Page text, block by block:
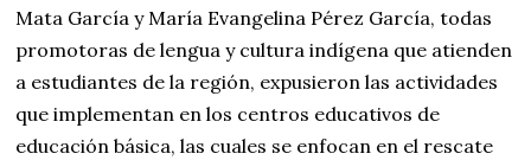
Mata García y María Evangelina Pérez García, todas
promotoras de lengua y cultura indígena que atienden
a estudiantes de la región, expusieron las actividades
que implementan en los centros educativos de
educación básica, las cuales se enfocan en el rescate